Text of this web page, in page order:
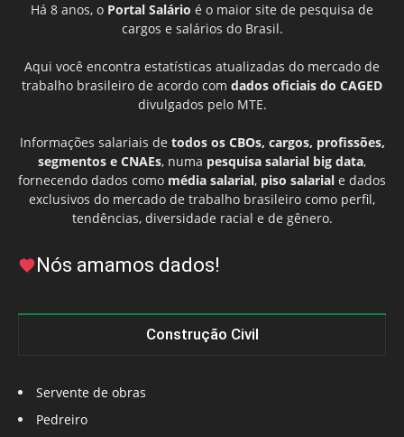
Há 8 anos, o Portal Salário é o maior site de pesquisa de
cargos e salários do Brasil.
Aqui você encontra estatísticas atualizadas do mercado de
trabalho brasileiro de acordo com dados oficiais do CAGED
divulgados pelo MTE.
Informações salariais de todos os CBOs, cargos, profissões,
segmentos e CNAEs, numa pesquisa salarial big data,
fornecendo dados como média salarial, piso salarial e dados
exclusivos do mercado de trabalho brasileiro como perfil,
tendências, diversidade racial e de gênero.
Nós amamos dados!
Construção Civil
Servente de obras
Pedreiro